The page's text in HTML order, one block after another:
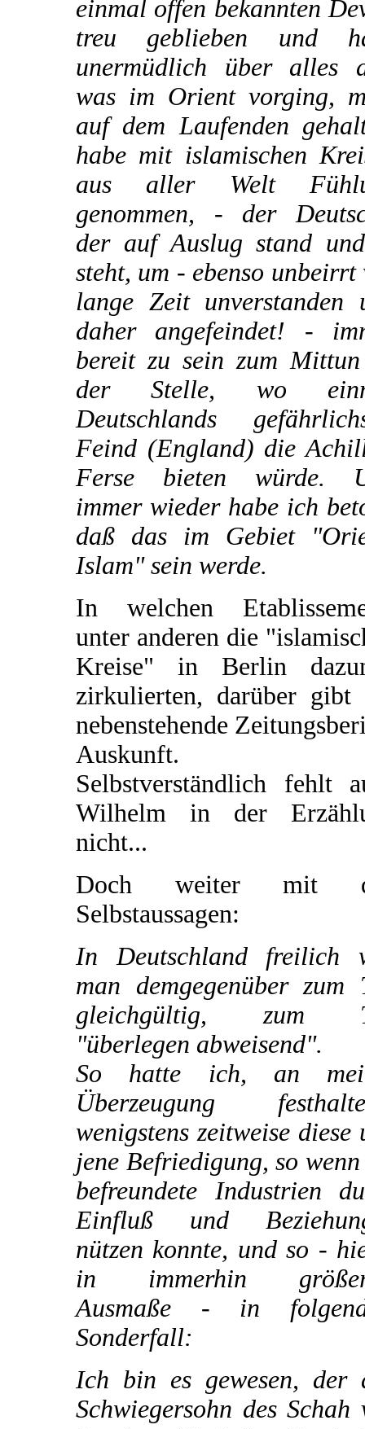
einmal offen bekannten
treu geblieben und
unermüdlich über alles
was im Orient vorging,
auf dem Laufenden
habe mit islamischen
aus aller Welt
genommen, - der
der auf Auslug stand
steht, um - ebenso unbeirrt
lange Zeit unverstanden
daher angefeindet! -
bereit zu sein zum
der Stelle, wo
Deutschlands
Feind (England) die
Ferse bieten würde.
immer wieder habe ich
daß das im Gebiet
Islam" sein werde.
In welchen
unter anderen die
Kreise" in Berlin
zirkulierten, darüber gibt
nebenstehende
Auskunft.
Selbstverständlich fehlt
Wilhelm in der
nicht...
Doch weiter mit
Selbstaussagen:
In Deutschland freilich
man demgegenüber zum
gleichgültig, zum
"überlegen abweisend".
So hatte ich, an
Überzeugung
wenigstens zeitweise diese
jene Befriedigung, so
befreundete Industrien
Einfluß und
nützen konnte, und so -
in immerhin
Ausmaße - in
Sonderfall:
Ich bin es gewesen, der
Schwiegersohn des Schah